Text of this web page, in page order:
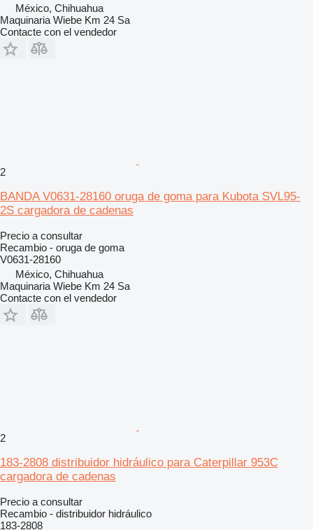
México, Chihuahua
Maquinaria Wiebe Km 24 Sa
Contacte con el vendedor
2
BANDA V0631-28160 oruga de goma para Kubota SVL95-
2S cargadora de cadenas
Precio a consultar
Recambio - oruga de goma
V0631-28160
México, Chihuahua
Maquinaria Wiebe Km 24 Sa
Contacte con el vendedor
2
183-2808 distribuidor hidráulico para Caterpillar 953C
cargadora de cadenas
Precio a consultar
Recambio - distribuidor hidráulico
183-2808